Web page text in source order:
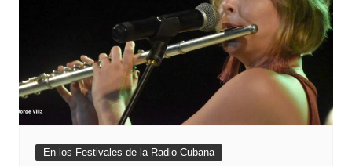
En los Festivales de la Radio Cubana